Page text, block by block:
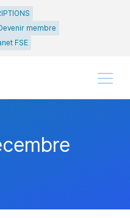
membre
FSE